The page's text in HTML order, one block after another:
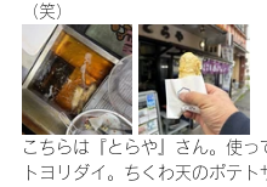
（笑）
こちらは『とらや』さん。使っ
トヨリダイ。ちくわ天のポテト